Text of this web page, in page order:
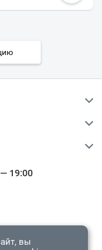
19:00
защищены.
вы